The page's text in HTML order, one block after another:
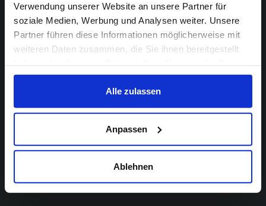
Verwendung unserer Website an unsere Partner für
soziale Medien, Werbung und Analysen weiter. Unsere
Partner führen diese Informationen möglicherweise mit
weiteren Daten zusammen, die Sie ihnen bereitgestellt
gesammelt haben.
Alle zulassen
Anpassen
Ablehnen
Audio Description
Subtitles & Translation
Scanning
Encoding, Authoring